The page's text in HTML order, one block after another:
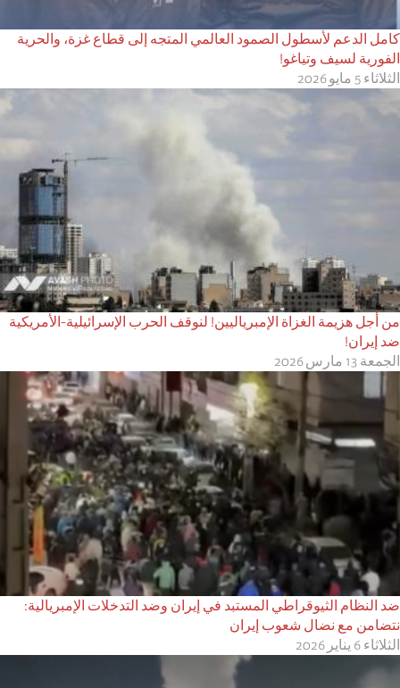
كامل الدعم لأسطول الصمود العالمي المتجه إلى قطاع غزة، والحرية
الفورية لسيف وتياغو!
الثلاثاء 5 مايو 2026
من أجل هزيمة الغزاة الإمبرياليين! لنوقف الحرب الإسرائيلية-الأمريكية
ضد إيران!
الجمعة 13 مارس 2026
ضد النظام الثيوقراطي المستبد في إيران وضد التدخلات الإمبريالية:
نتضامن مع نضال شعوب إيران
الثلاثاء 6 يناير 2026